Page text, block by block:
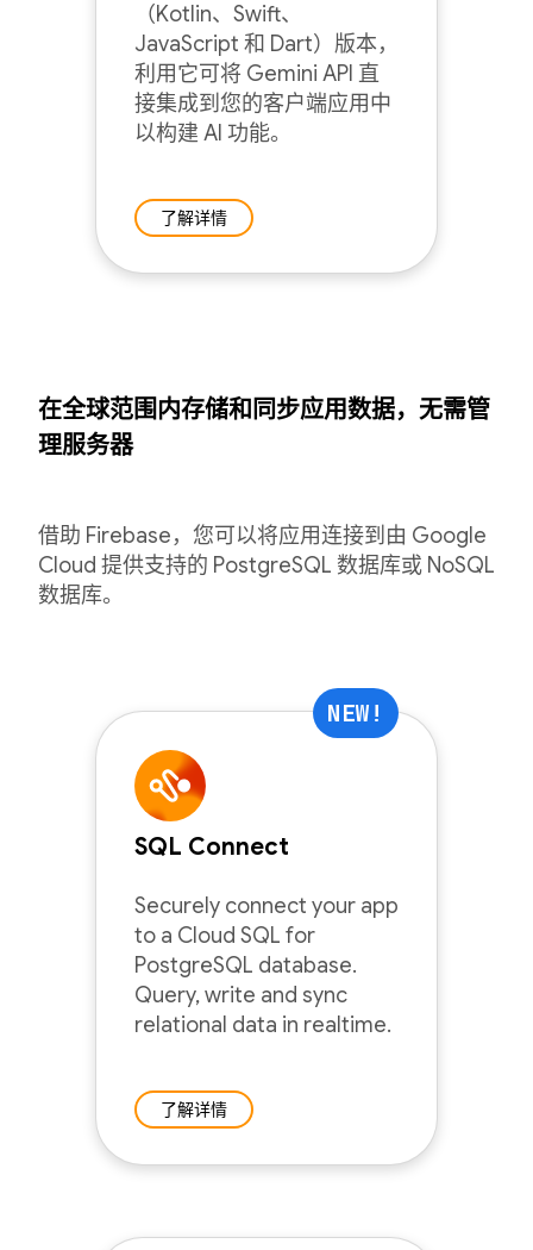
（Kotlin、Swift、
JavaScript 和 Dart）版本，
利用它可将 Gemini API 直
接集成到您的客户端应用中
以构建 AI 功能。
了解详情
在全球范围内存储和同步应用数据，无需管
理服务器
借助 Firebase，您可以将应用连接到由 Google
Cloud 提供支持的 PostgreSQL 数据库或 NoSQL
数据库。
NEW!
SQL Connect
Securely connect your app
to a Cloud SQL for
PostgreSQL database.
Query, write and sync
relational data in realtime.
了解详情